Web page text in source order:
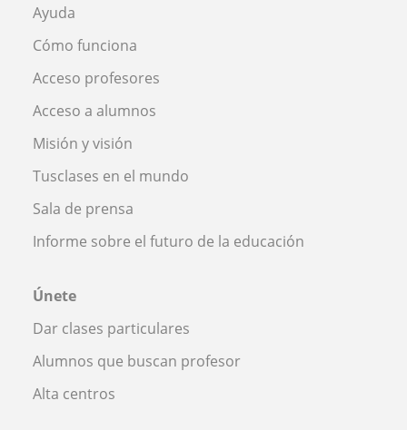
Ayuda
Cómo funciona
Acceso profesores
Acceso a alumnos
Misión y visión
Tusclases en el mundo
Sala de prensa
Informe sobre el futuro de la educación
Únete
Dar clases particulares
Alumnos que buscan profesor
Alta centros